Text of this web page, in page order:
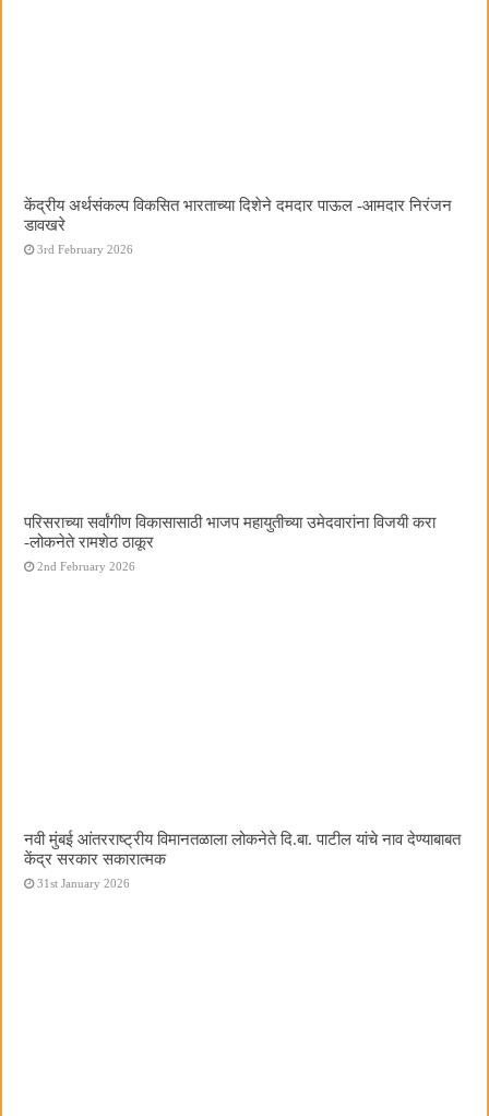
केंद्रीय अर्थसंकल्प विकसित भारताच्या दिशेने दमदार पाऊल -आमदार निरंजन
डावखरे
3rd February 2026
परिसराच्या सर्वांगीण विकासासाठी भाजप महायुतीच्या उमेदवारांना विजयी करा
-लोकनेते रामशेठ ठाकूर
2nd February 2026
नवी मुंबई आंतरराष्ट्रीय विमानतळाला लोकनेते दि.बा. पाटील यांचे नाव देण्याबाबत
केंद्र सरकार सकारात्मक
31st January 2026